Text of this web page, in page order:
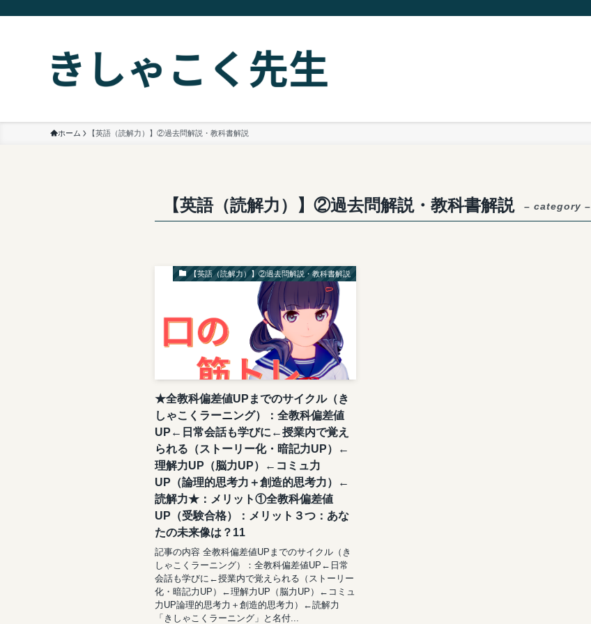
ホーム 【英語（読解力）】②過去問解説・教科書解説
【英語（読解力）】②過去問解説・教科書解説 – category –
【英語（読解力）】②過去問解説・教科書解説
★全教科偏差値UPまでのサイクル（き
しゃこくラーニング）：全教科偏差値
UP←日常会話も学びに←授業内で覚え
られる（ストーリー化・暗記力UP）←
理解力UP（脳力UP）←コミュ力
UP（論理的思考力＋創造的思考力）←
読解力★：メリット①全教科偏差値
UP（受験合格）：メリット３つ：あな
たの未来像は？11
記事の内容 全教科偏差値UPまでのサイクル（き
しゃこくラーニング）：全教科偏差値UP←日常
会話も学びに←授業内で覚えられる（ストーリー
化・暗記力UP）←理解力UP（脳力UP）←コミュ
力UP論理的思考力＋創造的思考力）←読解力
「きしゃこくラーニング」と名付...